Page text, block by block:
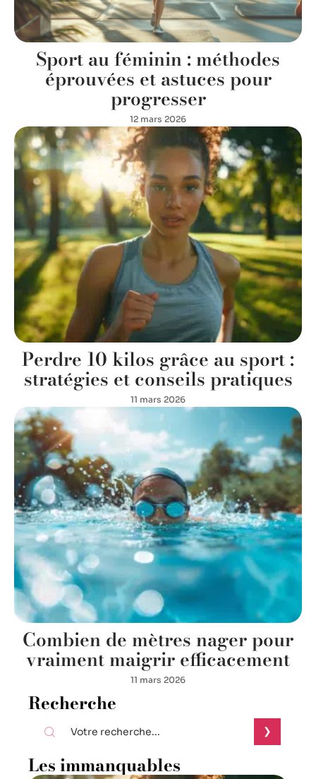
Sport au féminin : méthodes
éprouvées et astuces pour
progresser
12 mars 2026
Perdre 10 kilos grâce au sport :
stratégies et conseils pratiques
11 mars 2026
Combien de mètres nager pour
vraiment maigrir efficacement
11 mars 2026
Recherche
Les immanquables